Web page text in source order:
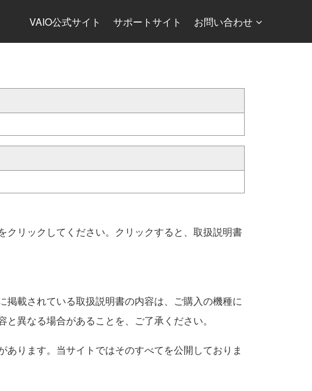
VAIO公式サイト サポートサイト お問い合わせ
クリックしてください。クリックすると、取扱説明書
載されている取扱説明書の内容は、ご購入の機種に
異なる場合があることを、ご了承ください。
ります。当サイトではそのすべてを公開しておりま